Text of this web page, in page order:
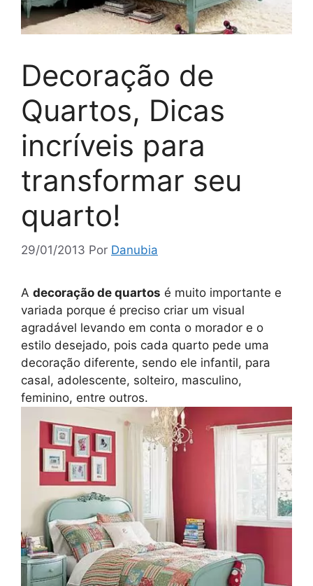
Decoração de
Quartos, Dicas
incríveis para
transformar seu
quarto!
29/01/2013 Por Danubia
A decoração de quartos é muito importante e
variada porque é preciso criar um visual
agradável levando em conta o morador e o
estilo desejado, pois cada quarto pede uma
decoração diferente, sendo ele infantil, para
casal, adolescente, solteiro, masculino,
feminino, entre outros.